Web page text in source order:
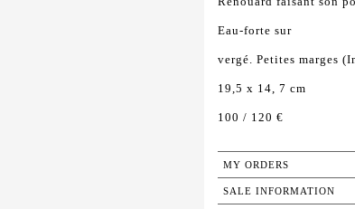
Eau-forte sur
vergé. Petites marges
19,5 x 14, 7 cm
100 / 120 €
MY ORDERS
SALE INFORMATION